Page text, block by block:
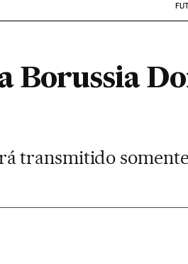
Borussia
transmitido